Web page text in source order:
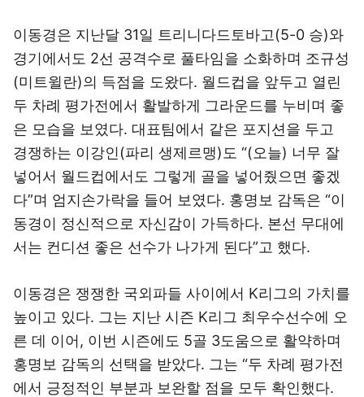
이동경은 지난달 31일 트리니다드토바고(5-0 승)와
경기에서도 2선 공격수로 풀타임을 소화하며 조규성
(미트윌란)의 득점을 도왔다. 월드컵을 앞두고 열린
두 차례 평가전에서 활발하게 그라운드를 누비며 좋
은 모습을 보였다. 대표팀에서 같은 포지션을 두고
경쟁하는 이강인(파리 생제르맹)도 “(오늘) 너무 잘
넣어서 월드컵에서도 그렇게 골을 넣어줬으면 좋겠
다”며 엄지손가락을 들어 보였다. 홍명보 감독은 “이
동경이 정신적으로 자신감이 가득하다. 본선 무대에
서는 컨디션 좋은 선수가 나가게 된다”고 했다.
이동경은 쟁쟁한 국외파들 사이에서 K리그의 가치를
높이고 있다. 그는 지난 시즌 K리그 최우수선수에 오
른 데 이어, 이번 시즌에도 5골 3도움으로 활약하며
홍명보 감독의 선택을 받았다. 그는 “두 차례 평가전
에서 긍정적인 부분과 보완할 점을 모두 확인했다.